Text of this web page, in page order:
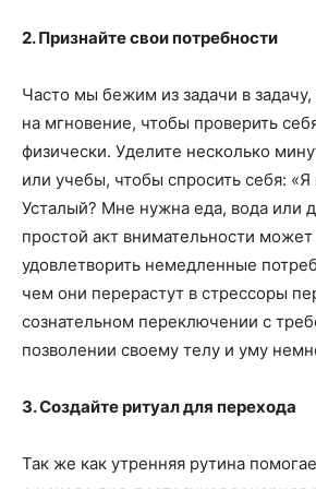
2. Признайте свои потребности
Часто мы бежим из задачи в задачу,
на мгновение, чтобы проверить
физически. Уделите несколько
или учебы, чтобы спросить себя:
Усталый? Мне нужна еда, вода или
простой акт внимательности
удовлетворить немедленные
чем они перерастут в стрессоры
сознательном переключении с
позволении своему телу и уму
3. Создайте ритуал для перехода
Так же как утренняя рутина